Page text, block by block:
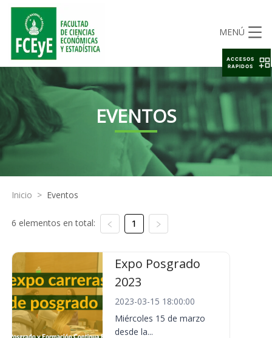
MENÚ
EVENTOS
Inicio > Eventos
6 elementos en total: 1
Expo Posgrado
2023
2023-03-15 18:00:00
Miércoles 15 de marzo
desde la...
ACCESOS
RAPIDOS